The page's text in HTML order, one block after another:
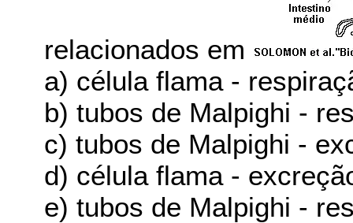
relacionados em
a) célula flama -
b) tubos de Malpighi -
c) tubos de Malpighi -
d) célula flama -
e) tubos de Malpighi -